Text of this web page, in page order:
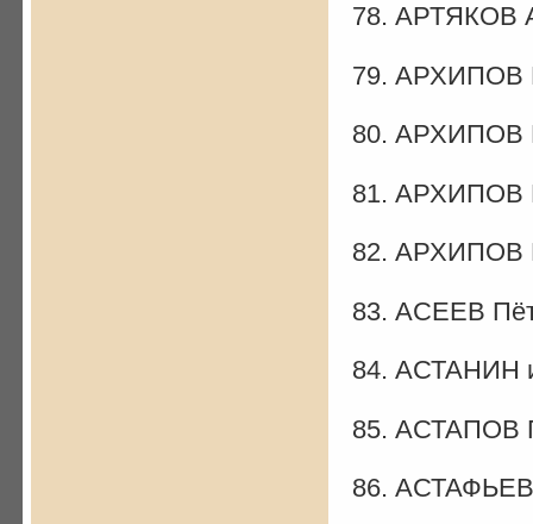
78. АРТЯКОВ
79. АРХИПОВ
80. АРХИПОВ
81. АРХИПОВ
82. АРХИПОВ
83. АСЕЕВ
84. АСТАНИН
85. АСТАПОВ
86. АСТАФЬЕВ